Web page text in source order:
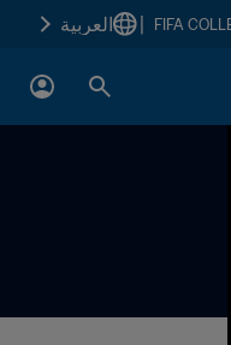
FIFA العربية